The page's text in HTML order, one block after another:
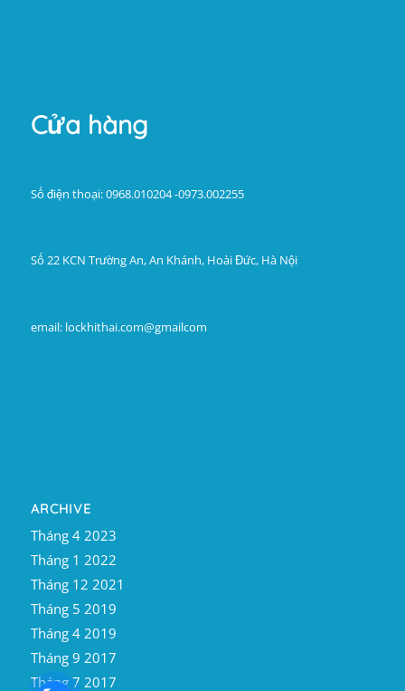
Cửa hàng
Số điện thoại: 0968.010204 -0973.002255
Số 22 KCN Trường An, An Khánh, Hoài Đức, Hà Nội
email: lockhithai.com@gmailcom
ARCHIVE
Tháng 4 2023
Tháng 1 2022
Tháng 12 2021
Tháng 5 2019
Tháng 4 2019
Tháng 9 2017
Tháng 7 2017